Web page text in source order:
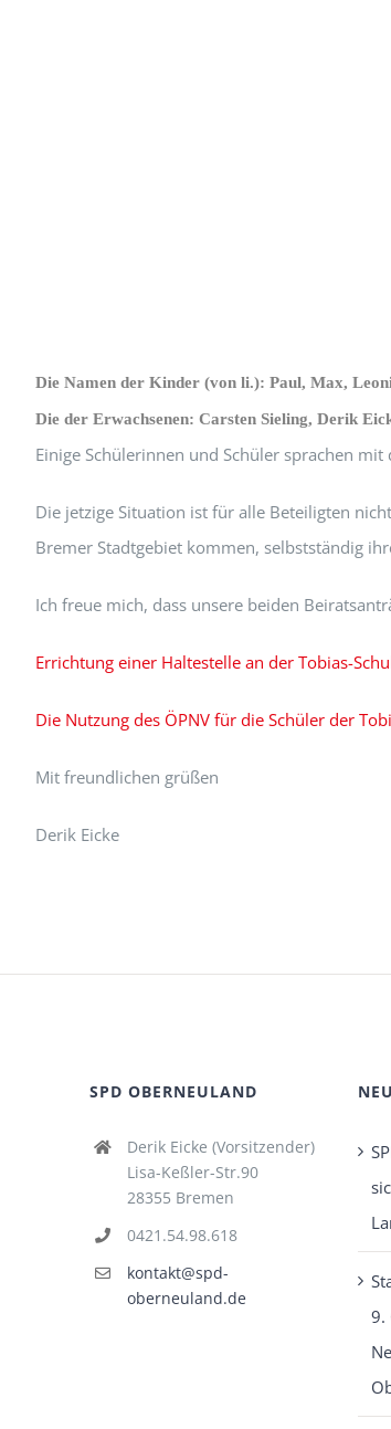
Die Namen der Kinder (von li.): Paul, Max,
Die der Erwachsenen: Carsten Sieling, Derik
Einige Schülerinnen und Schüler sprachen
Die jetzige Situation ist für alle Beteiligten
Bremer Stadtgebiet kommen, selbstständig
Ich freue mich, dass unsere beiden
Errichtung einer Haltestelle an der Tobias-
Die Nutzung des ÖPNV für die Schüler der
Mit freundlichen grüßen
Derik Eicke
SPD OBERNEULAND
Derik Eicke (Vorsitzender)
Lisa-Keßler-Str.90
28355 Bremen
0421.54.98.618
kontakt@spd-
oberneuland.de
9.